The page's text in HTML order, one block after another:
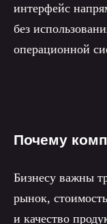
интерфейс
без
операционной
Почему
Бизнесу важны
рынок,
и качество